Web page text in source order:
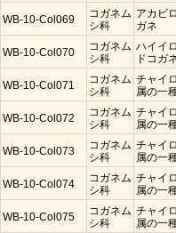
WB-10-Col069
コガネム
シ科
アカビ
ガネ
WB-10-Col070
コガネム
シ科
ハイイ
ドコガ
WB-10-Col071
コガネム
シ科
チャイ
属の一
WB-10-Col072
コガネム
シ科
チャイ
属の一
WB-10-Col073
コガネム
シ科
チャイ
属の一
WB-10-Col074
コガネム
シ科
チャイ
属の一
WB-10-Col075
コガネム
シ科
チャイ
属の一